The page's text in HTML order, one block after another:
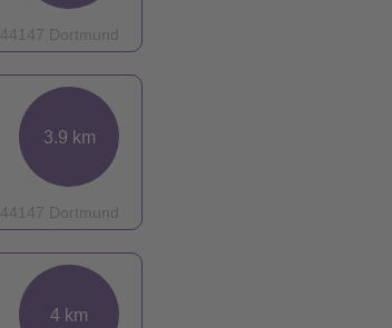
44147 Dortmund
3.9 km
44147 Dortmund
4 km